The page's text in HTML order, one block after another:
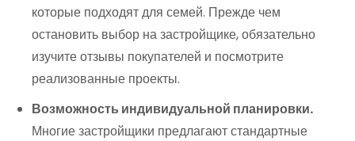
которые подходят для семей. Прежде чем
остановить выбор на застройщике, обязательно
изучите отзывы покупателей и посмотрите
реализованные проекты.
Возможность индивидуальной планировки.
Многие застройщики предлагают стандартные